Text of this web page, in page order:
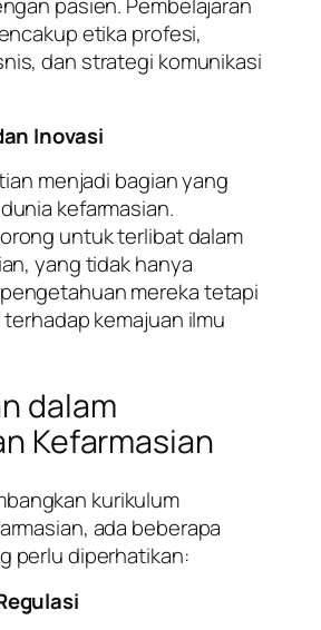
pasien. Pembelajaran
etika profesi,
dan strategi komunikasi
Inovasi
menjadi bagian yang
kefarmasian.
untuk terlibat dalam
yang tidak hanya
mereka tetapi
kemajuan ilmu
dalam
Kefarmasian
kurikulum
ada beberapa
perlu diperhatikan: